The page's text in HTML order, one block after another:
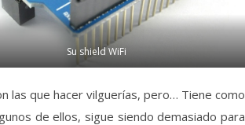
Su shield WiFi
las que hacer vilguerías, pero… Tiene como
de ellos, sigue siendo demasiado para